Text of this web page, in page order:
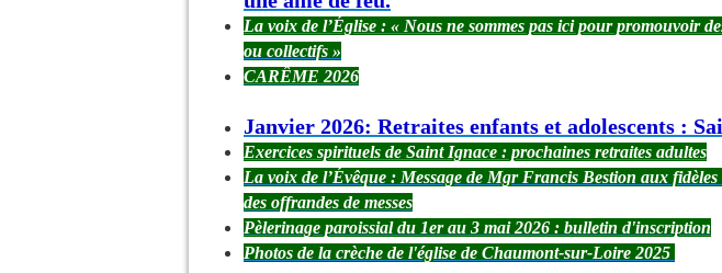
La voix de l’Église : « Nous ne sommes pas ici pour promouvoir
ou collectifs »
CARÊME 2026
Janvier 2026: Retraites enfants et adolescents :
Exercices spirituels de Saint Ignace : prochaines retraites adultes
La voix de l’Évêque : Message de Mgr Francis Bestion aux fidèles
des offrandes de messes
Pèlerinage paroissial du 1er au 3 mai 2026 : bulletin d'inscription
Photos de la crèche de l'église de Chaumont-sur-Loire 2025